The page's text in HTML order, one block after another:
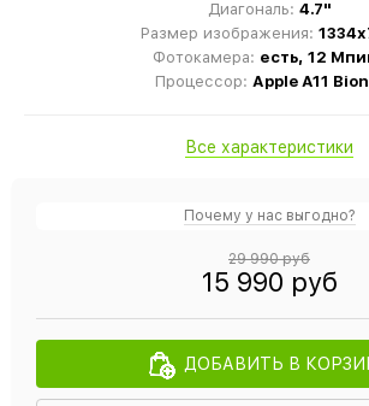
Диагональ: 4.7"
Размер изображения:
Фотокамера: есть, 12
Процессор: Apple A11
Все характеристики
Почему у нас выгодно?
29 990 руб
15 990 руб
ДОБАВИТЬ В